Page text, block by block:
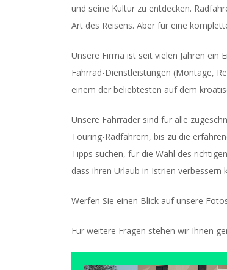
und seine Kultur zu entdecken.
Art des Reisens. Aber für eine
Unsere Firma ist seit vielen Jahren ein
Fahrrad-Dienstleistungen (Montage,
einem der beliebtesten auf dem
Unsere Fahrräder sind für alle
Touring-Radfahrern, bis zu die
Tipps suchen, für die Wahl des
dass ihren Urlaub in Istrien
Werfen Sie einen Blick auf unsere
Für weitere Fragen stehen wir Ihnen